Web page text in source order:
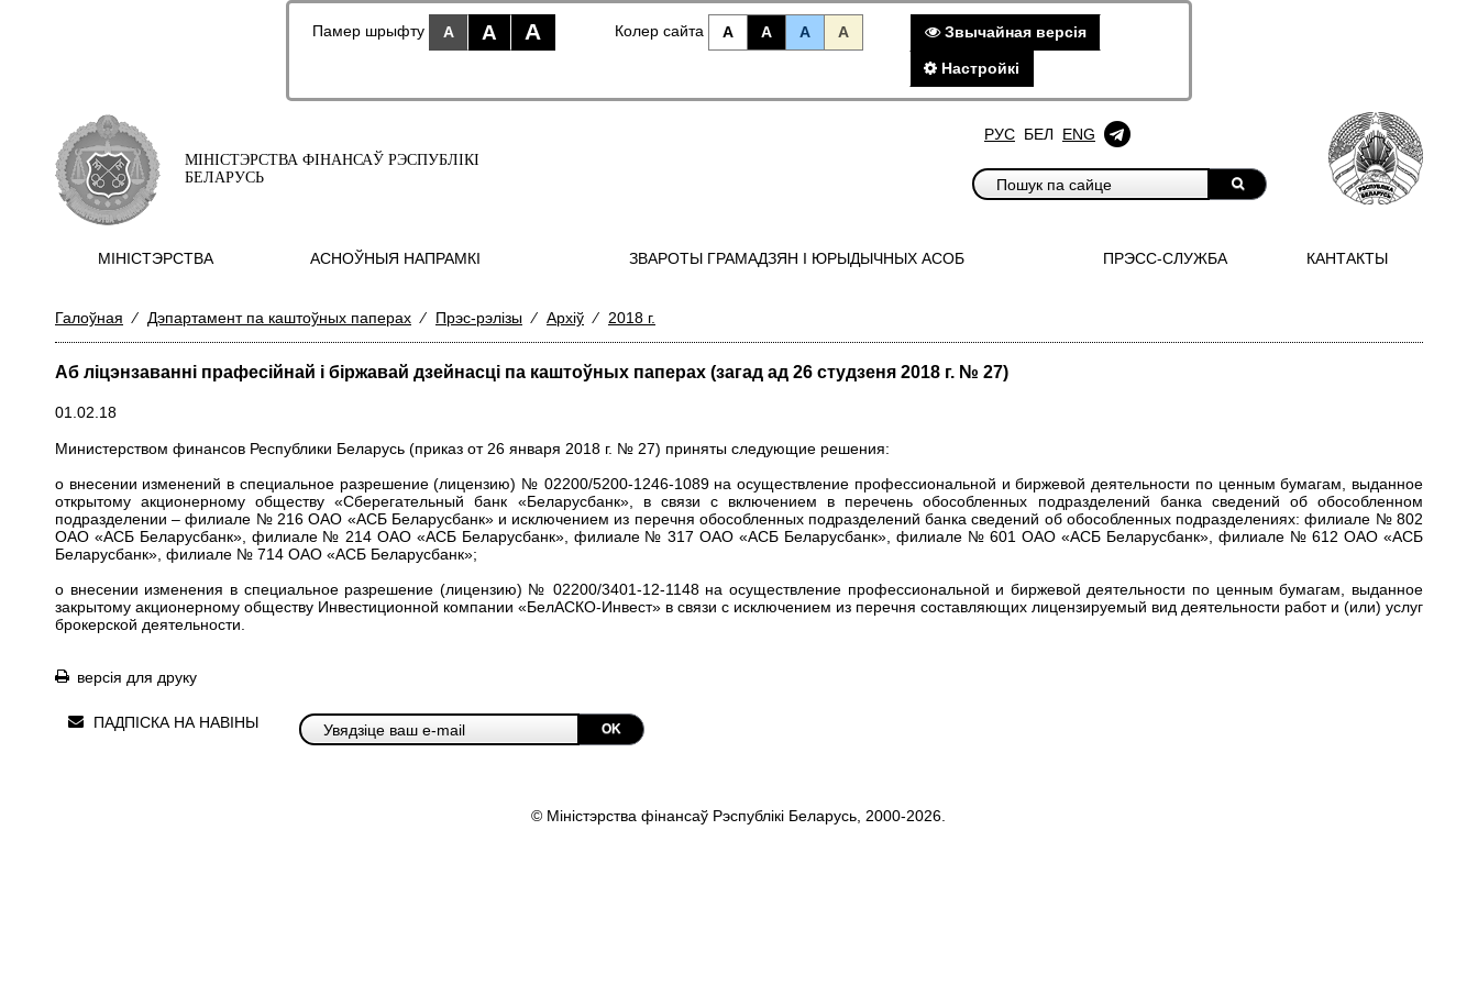
Памер шрыфту A A A Колер сайта A A A A Звычайная версiя
Настройкi
МІНІСТЭРСТВА ФІНАНСАЎ РЭСПУБЛІКІ
БЕЛАРУСЬ
РУС БЕЛ ENG
МIНIСТЭРСТВА АСНОЎНЫЯ НАПРАМКI ЗВАРОТЫ ГРАМАДЗЯН I ЮРЫДЫЧНЫХ АСОБ ПРЭСС-СЛУЖБА КАНТАКТЫ
Галоўная ⁄ Дэпартамент па каштоўных паперах ⁄ Прэс-рэлізы ⁄ Архіў ⁄ 2018 г.
Аб ліцэнзаванні прафесійнай і біржавай дзейнасці па каштоўных паперах (загад ад 26 студзеня 2018 г. № 27)
01.02.18
Министерством финансов Республики Беларусь (приказ от 26 января 2018 г. № 27) приняты следующие решения:
о внесении изменений в специальное разрешение (лицензию) № 02200/5200-1246-1089 на осуществление профессиональной и биржевой деятельности по ценным бумагам, выданное
открытому акционерному обществу «Сберегательный банк «Беларусбанк», в связи с включением в перечень обособленных подразделений банка сведений об обособленном
подразделении – филиале № 216 ОАО «АСБ Беларусбанк» и исключением из перечня обособленных подразделений банка сведений об обособленных подразделениях: филиале № 802
ОАО «АСБ Беларусбанк», филиале № 214 ОАО «АСБ Беларусбанк», филиале № 317 ОАО «АСБ Беларусбанк», филиале № 601 ОАО «АСБ Беларусбанк», филиале № 612 ОАО «АСБ
Беларусбанк», филиале № 714 ОАО «АСБ Беларусбанк»;
о внесении изменения в специальное разрешение (лицензию) № 02200/3401-12-1148 на осуществление профессиональной и биржевой деятельности по ценным бумагам, выданное
закрытому акционерному обществу Инвестиционной компании «БелАСКО-Инвест» в связи с исключением из перечня составляющих лицензируемый вид деятельности работ и (или) услуг
брокерской деятельности.
версія для друку
ПАДПІСКА НА НАВІНЫ OK
© Міністэрства фінансаў Рэспублікі Беларусь, 2000-2026.